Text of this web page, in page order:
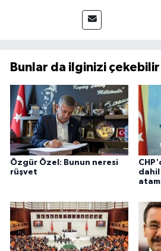
Bunlar da ilginizi çekebilir
Özgür Özel: Bunun neresi
rüşvet
dahil